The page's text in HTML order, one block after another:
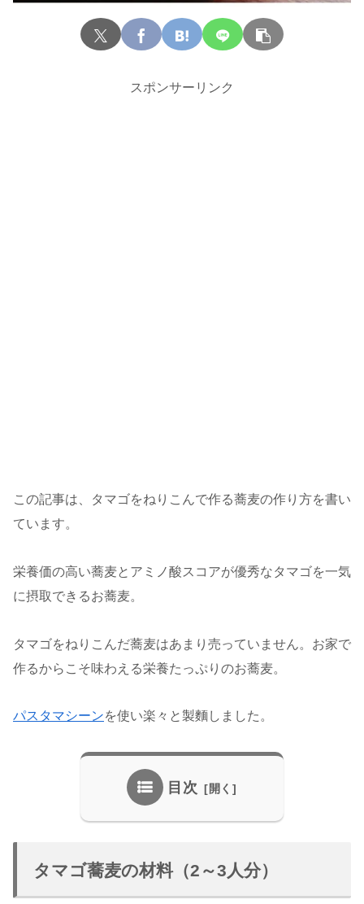
スポンサーリンク
この記事は、タマゴをねりこんで作る蕎麦の作り方を書い
ています。
栄養価の高い蕎麦とアミノ酸スコアが優秀なタマゴを一気
に摂取できるお蕎麦。
タマゴをねりこんだ蕎麦はあまり売っていません。お家で
作るからこそ味わえる栄養たっぷりのお蕎麦。
パスタマシーンを使い楽々と製麵しました。
目次
タマゴ蕎麦の材料（2～3人分）